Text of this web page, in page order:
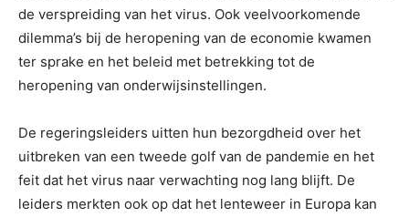
de verspreiding van het virus. Ook veelvoorkomende
dilemma’s bij de heropening van de economie kwamen
ter sprake en het beleid met betrekking tot de
heropening van onderwijsinstellingen.
De regeringsleiders uitten hun bezorgdheid over het
uitbreken van een tweede golf van de pandemie en het
feit dat het virus naar verwachting nog lang blijft. De
leiders merkten ook op dat het lenteweer in Europa kan